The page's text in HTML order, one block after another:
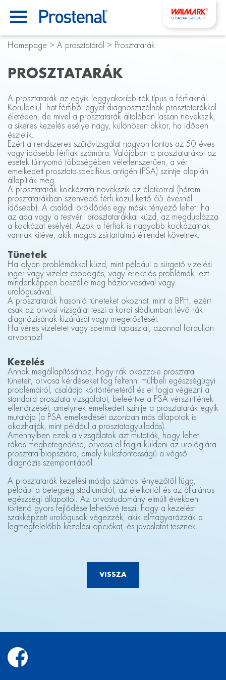
Homepage > A prosztatáról > Prosztatarák
PROSZTATARÁK
A prosztatarák az egyik leggyakoribb rák típus a férfiaknál.
Körülbelül hat férfiből egyet diagnosztizálnak prosztatarákkal
életében, de mivel a prosztatarák általában lassan növekszik,
a sikeres kezelés esélye nagy, különösen akkor, ha időben
észlelik.
Ezért a rendszeres szűrővizsgálat nagyon fontos az 50 éves
vagy idősebb férfiak számára. Valójában a prosztatarákot az
esetek túlnyomó többségében véletlenszerűen, a vér
emelkedett prosztata-specifikus antigén (PSA) szintje alapján
állapítják meg.
A prosztatarák kockázata növekszik az életkorral (három
prosztatarákban szenvedő férfi közül kettő 65 évesnél
idősebb). A családi öröklődés egy másik tényező lehet: ha
az apa vagy a testvér prosztatarákkal küzd, az megduplázza
a kockázat esélyét. Azok a férfiak is nagyobb kockázatnak
vannak kitéve, akik magas zsírtartalmú étrendet követnek.
Tünetek
Ha olyan problémákkal küzd, mint például a sürgető vizelési
inger vagy vizelet csöpögés, vagy erekciós problémák, ezt
mindenképpen beszélje meg háziorvosával vagy
urológusával.
A prosztatarák hasonló tüneteket okozhat, mint a BPH, ezért
csak az orvosi vizsgálat teszi a korai stádiumban lévő rák
diagnózisának kizárását vagy megerősítését.
Ha véres vizeletet vagy spermát tapasztal, azonnal forduljon
orvoshoz!
Kezelés
Annak megállapításához, hogy rák okozza-e prosztata
tüneteit, orvosa kérdéseket fog feltenni múltbeli egészségügyi
problémáiról, családja kórtörténetéről és el fogja végezni a
standard prosztata vizsgálatot, beleértve a PSA vérszintjének
ellenőrzését, amelynek emelkedett szintje a prosztatarák egyik
mutatója (a PSA emelkedését azonban más állapotok is
okozhatják, mint például a prosztatagyulladás).
Amennyiben ezek a vizsgálatok azt mutatják, hogy lehet
rákos megbetegedése, orvosa el fogja küldeni az urológiára
prosztata biopsziára, amely kulcsfontosságú a végső
diagnózis szempontjából.
A prosztatarák kezelési módja számos tényezőtől függ,
például a betegség stádiumától, az életkortól és az általános
egészségi állapottól. Az orvostudomány elmúlt években
történő gyors fejlődése lehetővé teszi, hogy a kezelést
szakképzett urológusok végezzék, akik elmagyarázzák a
legmegfelelőbb kezelési opciókat, és javaslatot tesznek.
VISSZA